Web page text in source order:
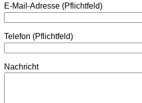
E-Mail-Adresse (Pflichtfeld)
Telefon (Pflichtfeld)
Nachricht